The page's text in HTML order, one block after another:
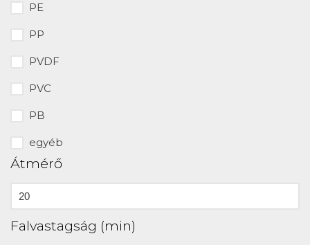
PE
PP
PVDF
PVC
PB
egyéb
Átmérő
Falvastagság (min)